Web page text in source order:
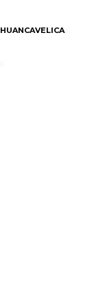
HUANCAVELICA